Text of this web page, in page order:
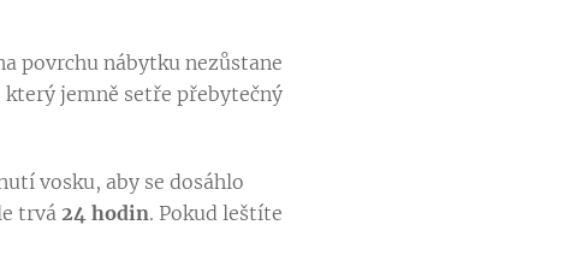
povrchu nábytku nezůstane
jemně setře přebytečný
vosku, aby se dosáhlo
trvá 24 hodin. Pokud leštíte